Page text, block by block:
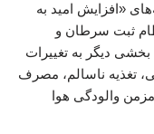
«افزایش امید به
ثبت سرطان و
دیگر به تغییرات
تغذیه ناسالم، مصرف
والودگی هوا